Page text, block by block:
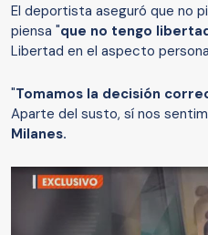
El deportista aseguró que no
piensa "que no tengo
Libertad en el aspecto
"Tomamos la decisión
Aparte del susto, sí nos
Milanes.